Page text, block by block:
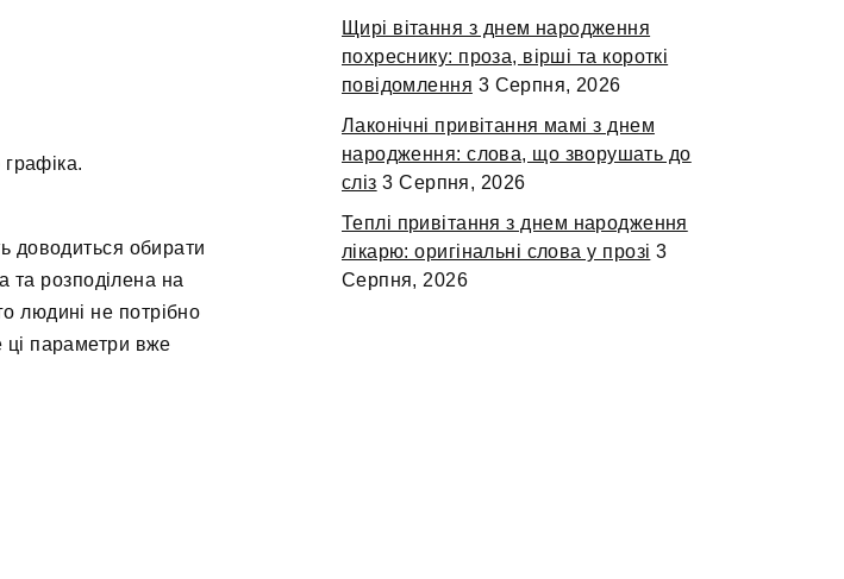
доводиться обирати
та розподілена на
людині не потрібно
ці параметри вже
Щирі вітання з днем народження
похреснику: проза, вірші та короткі
повідомлення 3 Серпня, 2026
Лаконічні привітання мамі з днем
народження: слова, що зворушать до
сліз 3 Серпня, 2026
Теплі привітання з днем народження
лікарю: оригінальні слова у прозі 3
Серпня, 2026